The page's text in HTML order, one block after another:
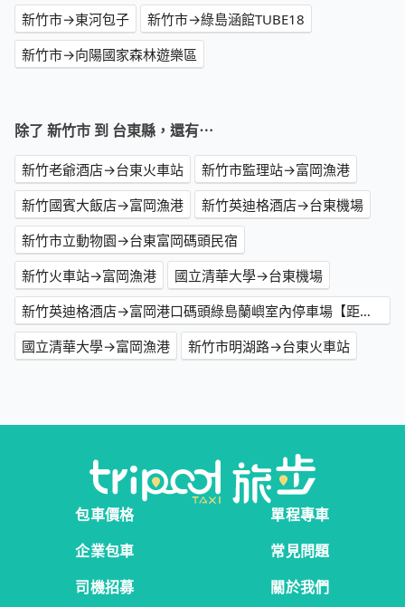
新竹市→東河包子
新竹市→綠島涵館TUBE18
新竹市→向陽國家森林遊樂區
除了 新竹市 到 台東縣，還有⋯
新竹老爺酒店→台東火車站
新竹市監理站→富岡漁港
新竹國賓大飯店→富岡漁港
新竹英迪格酒店→台東機場
新竹市立動物園→台東富岡碼頭民宿
新竹火車站→富岡漁港
國立清華大學→台東機場
新竹英迪格酒店→富岡港口碼頭綠島蘭嶼室內停車場【距離港口最近】
國立清華大學→富岡漁港
新竹市明湖路→台東火車站
包車價格
單程專車
企業包車
常見問題
司機招募
關於我們